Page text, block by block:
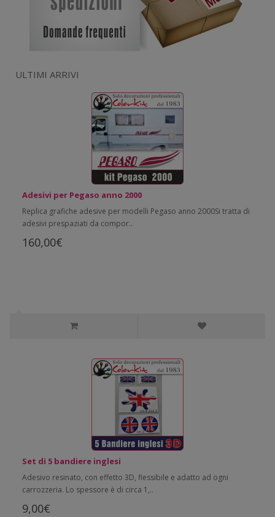
ULTIMI ARRIVI
Adesivi per Pegaso anno 2000
Replica grafiche adesive per modelli Pegaso anno 2000Si tratta di
adesivi prespaziati da compor..
160,00€
Set di 5 bandiere inglesi
Adesivo resinato, con effetto 3D, flessibile e adatto ad ogni
carrozzeria. Lo spessore è di circa 1,..
9,00€